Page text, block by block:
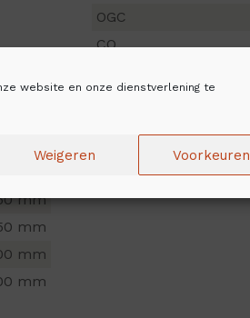
website en onze dienstverlening te
Weigeren Voorkeuren
OGC
CO
mm
mm
mm
mm